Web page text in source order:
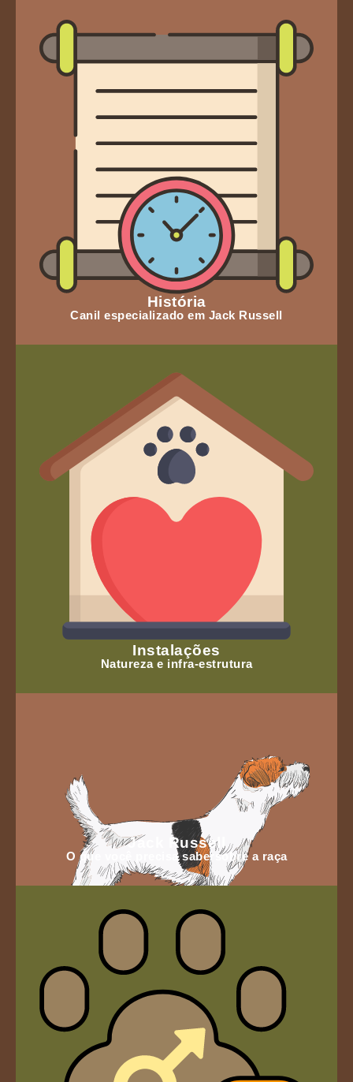
História
Canil especializado em Jack Russell
Instalações
Natureza e infra-estrutura
Jack Russell
O que você precisa sabersobre a raça